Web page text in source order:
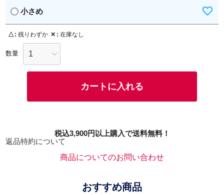
小さめ
△ 残りわずか ✕ 在庫なし
カートに入れる
税込3,900円以上購入で送料無料！
返品特約について
商品についてのお問い合わせ
おすすめ商品